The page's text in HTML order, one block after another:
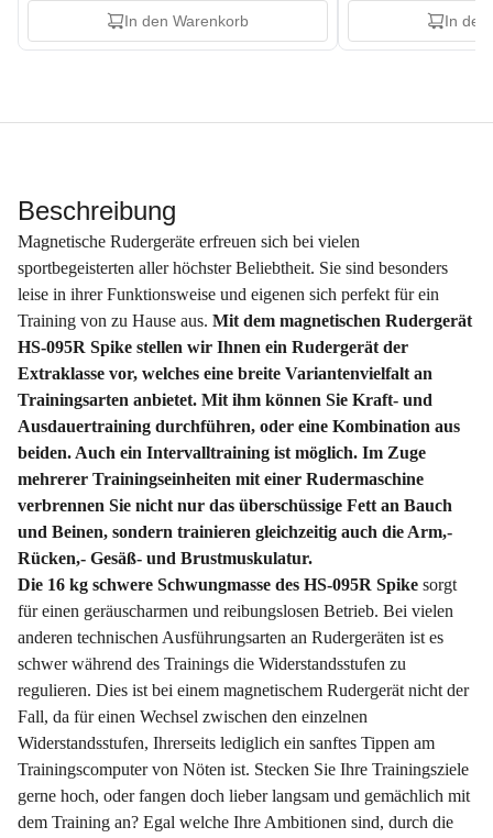
In den Warenkorb In den
Beschreibung
Magnetische Rudergeräte erfreuen sich bei vielen
sportbegeisterten aller höchster Beliebtheit. Sie sind besonders
leise in ihrer Funktionsweise und eigenen sich perfekt für ein
Training von zu Hause aus. Mit dem magnetischen Rudergerät
HS-095R Spike stellen wir Ihnen ein Rudergerät der
Extraklasse vor, welches eine breite Variantenvielfalt an
Trainingsarten anbietet. Mit ihm können Sie Kraft- und
Ausdauertraining durchführen, oder eine Kombination aus
beiden. Auch ein Intervalltraining ist möglich. Im Zuge
mehrerer Trainingseinheiten mit einer Rudermaschine
verbrennen Sie nicht nur das überschüssige Fett an Bauch
und Beinen, sondern trainieren gleichzeitig auch die Arm,-
Rücken,- Gesäß- und Brustmuskulatur.
Die 16 kg schwere Schwungmasse des HS-095R Spike sorgt
für einen geräuscharmen und reibungslosen Betrieb. Bei vielen
anderen technischen Ausführungsarten an Rudergeräten ist es
schwer während des Trainings die Widerstandsstufen zu
regulieren. Dies ist bei einem magnetischem Rudergerät nicht der
Fall, da für einen Wechsel zwischen den einzelnen
Widerstandsstufen, Ihrerseits lediglich ein sanftes Tippen am
Trainingscomputer von Nöten ist. Stecken Sie Ihre Trainingsziele
gerne hoch, oder fangen doch lieber langsam und gemächlich mit
dem Training an? Egal welche Ihre Ambitionen sind, durch die